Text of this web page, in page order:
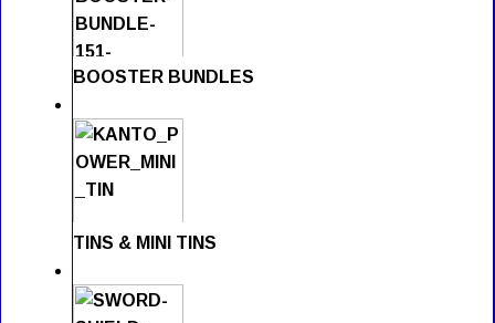
BOOSTER BUNDLES
TINS & MINI TINS